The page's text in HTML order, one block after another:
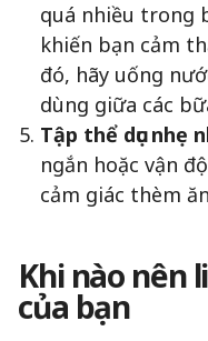
quá nhiều trong
khiến bạn cảm
đó, hãy uống
dùng giữa các
Tập thể dục nhẹ
ngắn hoặc vận
cảm giác thèm
Khi nào nên
của bạn